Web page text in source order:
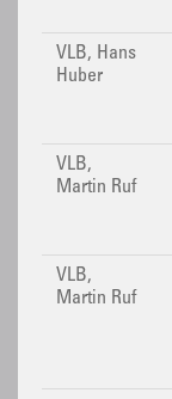
VLB, Hans
Huber
VLB,
Martin Ruf
VLB,
Martin Ruf